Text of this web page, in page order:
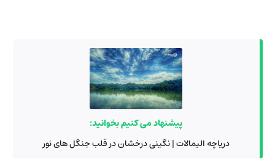
پیشنهاد می کنیم بخوانید:
دریاچه الیمالات | نگینی درخشان در قلب جنگل های نور